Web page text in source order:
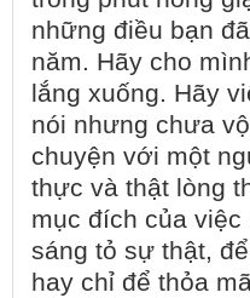
những điều bạn
năm. Hãy cho
lắng xuống. Hãy
nói nhưng chưa
chuyện với một
thực và thật lòng
mục đích của
sáng tỏ sự thật,
hay chỉ để thỏa